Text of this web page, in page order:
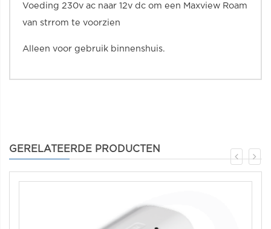
Voeding 230v ac naar 12v dc om een Maxview Roam
van strrom te voorzien
Alleen voor gebruik binnenshuis.
GERELATEERDE PRODUCTEN